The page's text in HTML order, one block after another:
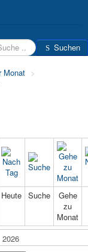
Suchen
Monat >
Heute Suche
Gehe
zu
Monat